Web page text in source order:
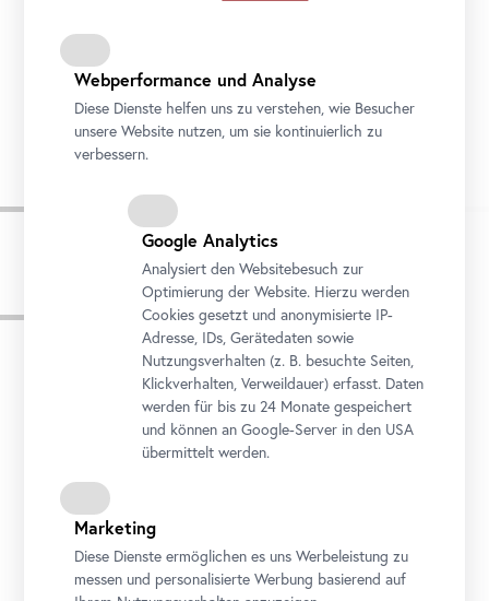
Kirche Zur Heiligsten Dreifaltigkeit auf dem Georgenberg in Wien-Mauer, Ansicht von
Pressebilder
Webperformance und Analyse
Diese Dienste helfen uns zu verstehen, wie Besucher
unsere Website nutzen, um sie kontinuierlich zu
verbessern.
Google Analytics
Analysiert den Websitebesuch zur
Optimierung der Website. Hierzu werden
Cookies gesetzt und anonymisierte IP-
Adresse, IDs, Gerätedaten sowie
Nutzungsverhalten (z. B. besuchte Seiten,
Klickverhalten, Verweildauer) erfasst. Daten
werden für bis zu 24 Monate gespeichert
und können an Google-Server in den USA
übermittelt werden.
Marketing
Diese Dienste ermöglichen es uns Werbeleistung zu
messen und personalisierte Werbung basierend auf